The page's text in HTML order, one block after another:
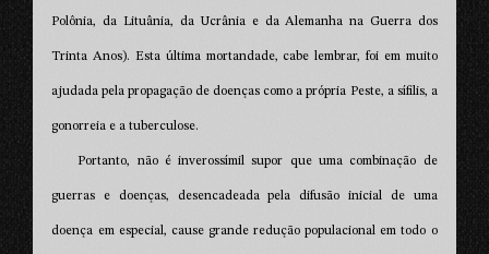
Polônia, da Lituânia, da Ucrânia e da Alemanha na Guerra dos
Trinta Anos). Esta última mortandade, cabe lembrar, foi em muito
ajudada pela propagação de doenças como a própria Peste, a sífilis, a
gonorreia e a tuberculose.
Portanto, não é inverossímil supor que uma combinação de
guerras e doenças, desencadeada pela difusão inicial de uma
doença em especial, cause grande redução populacional em todo o